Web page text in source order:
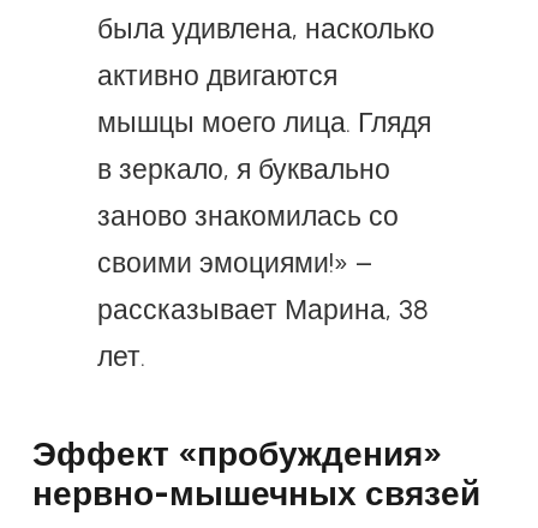
была удивлена, насколько
активно двигаются
мышцы моего лица. Глядя
в зеркало, я буквально
заново знакомилась со
своими эмоциями!» –
рассказывает Марина, 38
лет.
Эффект «пробуждения»
нервно-мышечных связей